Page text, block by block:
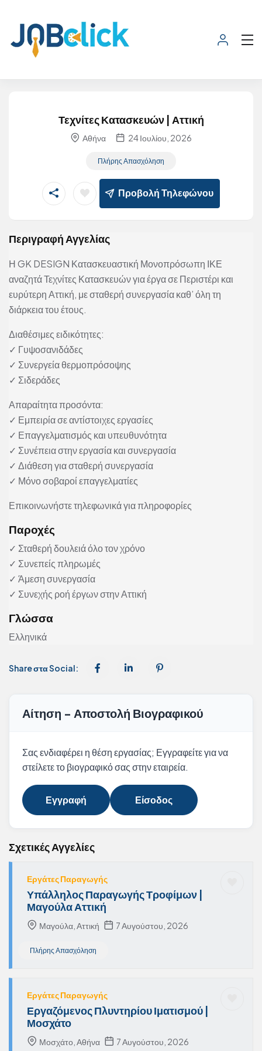
Τεχνίτες Κατασκευών | Αττική
Αθήνα 24 Ιουλίου, 2026
Πλήρης Απασχόληση
Προβολή Τηλεφώνου
Περιγραφή Αγγελίας
Η GK DESIGN Κατασκευαστική Μονοπρόσωπη ΙΚΕ
αναζητά Τεχνίτες Κατασκευών για έργα σε Περιστέρι και
ευρύτερη Αττική, με σταθερή συνεργασία καθ’ όλη τη
διάρκεια του έτους.
Διαθέσιμες ειδικότητες:
✓ Γυψοσανιδάδες
✓ Συνεργεία θερμοπρόσοψης
✓ Σιδεράδες
Απαραίτητα προσόντα:
✓ Εμπειρία σε αντίστοιχες εργασίες
✓ Επαγγελματισμός και υπευθυνότητα
✓ Συνέπεια στην εργασία και συνεργασία
✓ Διάθεση για σταθερή συνεργασία
✓ Μόνο σοβαροί επαγγελματίες
Επικοινωνήστε τηλεφωνικά για πληροφορίες
Παροχές
✓ Σταθερή δουλειά όλο τον χρόνο
✓ Συνεπείς πληρωμές
✓ Άμεση συνεργασία
✓ Συνεχής ροή έργων στην Αττική
Γλώσσα
Ελληνικά
Share στα Social:
Αίτηση - Αποστολή Βιογραφικού
Σας ενδιαφέρει η θέση εργασίας; Εγγραφείτε για να
στείλετε το βιογραφικό σας στην εταιρεία.
Εγγραφή Είσοδος
Σχετικές Αγγελίες
Εργάτες Παραγωγής
Υπάλληλος Παραγωγής Τροφίμων |
Μαγούλα Αττική
Μαγούλα, Αττική 7 Αυγούστου, 2026
Πλήρης Απασχόληση
Εργάτες Παραγωγής
Εργαζόμενος Πλυντηρίου Ιματισμού |
Μοσχάτο
Μοσχάτο, Αθήνα 7 Αυγούστου, 2026